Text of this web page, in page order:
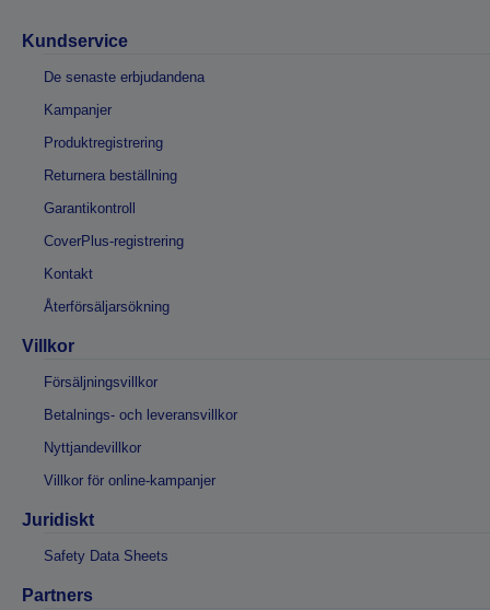
Kundservice
De senaste erbjudandena
Kampanjer
Produktregistrering
Returnera beställning
Garantikontroll
CoverPlus-registrering
Kontakt
Återförsäljarsökning
Villkor
Försäljningsvillkor
Betalnings- och leveransvillkor
Nyttjandevillkor
Villkor för online-kampanjer
Juridiskt
Safety Data Sheets
Partners